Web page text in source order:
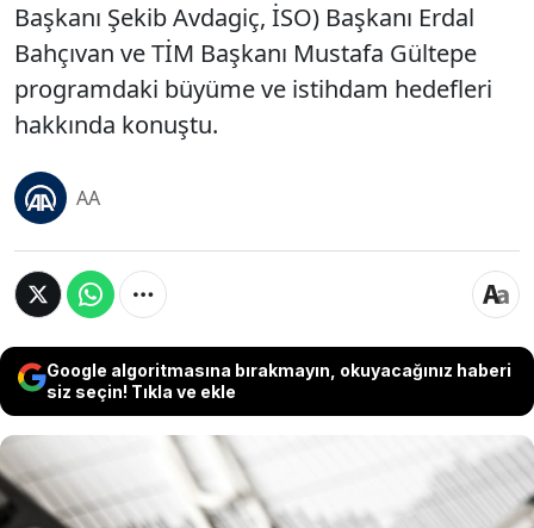
Başkanı Şekib Avdagiç, İSO) Başkanı Erdal
Bahçıvan ve TİM Başkanı Mustafa Gültepe
programdaki büyüme ve istihdam hedefleri
hakkında konuştu.
AA
Google algoritmasına bırakmayın, okuyacağınız haberi
siz seçin! Tıkla ve ekle
İş dünyası temsilcileri OVP'yi değerlendirdi.